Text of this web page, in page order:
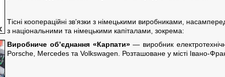
Тісні коопераційні зв’язки з німецькими виробниками,
з національними та німецькими капіталами, зокрема:
Виробниче об’єднання «Карпати»— виробник
Porsche, Mercedes та Volkswagen. Розташоване у місті Івано-